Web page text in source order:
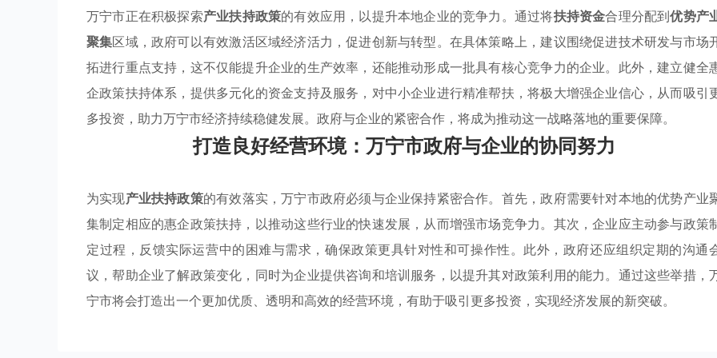
万宁市正在积极探索产业扶持政策的有效应用，以提升本地企业的竞争力。通过将扶持资金合理分配到优势产
聚集区域，政府可以有效激活区域经济活力，促进创新与转型。在具体策略上，建议围绕促进技术研发与市场
拓进行重点支持，这不仅能提升企业的生产效率，还能推动形成一批具有核心竞争力的企业。此外，建立健全
企政策扶持体系，提供多元化的资金支持及服务，对中小企业进行精准帮扶，将极大增强企业信心，从而吸引
多投资，助力万宁市经济持续稳健发展。政府与企业的紧密合作，将成为推动这一战略落地的重要保障。
打造良好经营环境：万宁市政府与企业的协同努力
为实现产业扶持政策的有效落实，万宁市政府必须与企业保持紧密合作。首先，政府需要针对本地的优势产业
集制定相应的惠企政策扶持，以推动这些行业的快速发展，从而增强市场竞争力。其次，企业应主动参与政策
定过程，反馈实际运营中的困难与需求，确保政策更具针对性和可操作性。此外，政府还应组织定期的沟通
议，帮助企业了解政策变化，同时为企业提供咨询和培训服务，以提升其对政策利用的能力。通过这些举措，
宁市将会打造出一个更加优质、透明和高效的经营环境，有助于吸引更多投资，实现经济发展的新突破。